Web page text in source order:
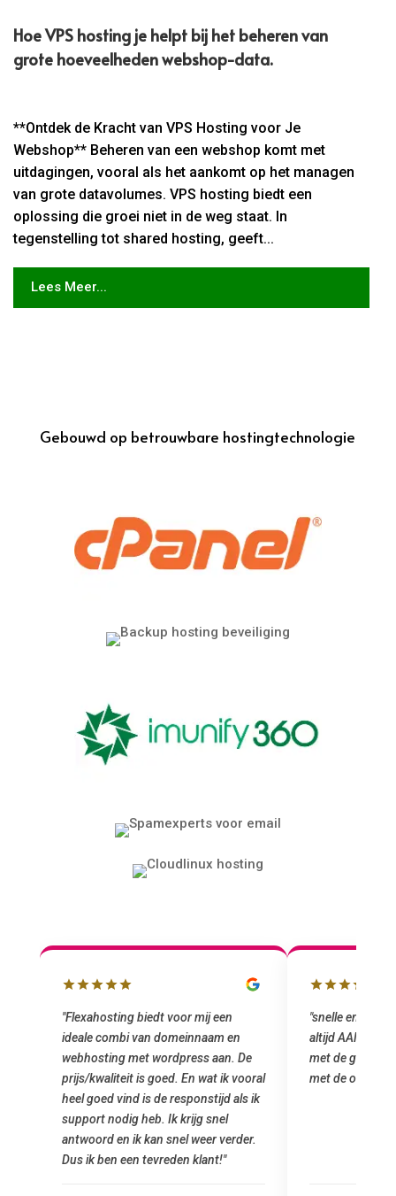
Hoe VPS hosting je helpt bij het beheren van
grote hoeveelheden webshop-data.​
**Ontdek de Kracht van VPS Hosting voor Je
Webshop** Beheren van een webshop komt met
uitdagingen, vooral als het aankomt op het managen
van grote datavolumes. VPS hosting biedt een
oplossing die groei niet in de weg staat. In
tegenstelling tot shared hosting, geeft...
Lees Meer...
Gebouwd op betrouwbare hostingtechnologie
"snelle en vriendelijke service. staat
altijd AAN (: fijne prijzen vergeleken
met de grote jongens en dus nu al blij
met de overstap!"
"Top service. Ik
het installeren
was meteen
gemaakt. Top